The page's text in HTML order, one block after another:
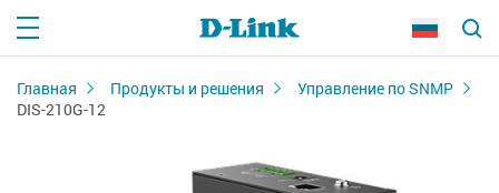
Главная Продукты и решения
Управление по SNMP
DIS-210G-12